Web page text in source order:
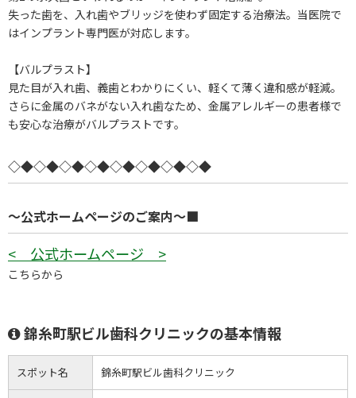
失った歯を、入れ歯やブリッジを使わず固定する治療法。当医院で
はインプラント専門医が対応します。
【バルプラスト】
見た目が入れ歯、義歯とわかりにくい、軽くて薄く違和感が軽減。
さらに金属のバネがない入れ歯なため、金属アレルギーの患者様で
も安心な治療がバルプラストです。
◇◆◇◆◇◆◇◆◇◆◇◆◇◆◇◆
～公式ホームページのご案内～■
< 公式ホームページ >
こちらから
錦糸町駅ビル歯科クリニックの基本情報
スポット名 錦糸町駅ビル歯科クリニック